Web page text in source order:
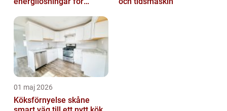
01 maj 2026
Köksförnyelse skåne